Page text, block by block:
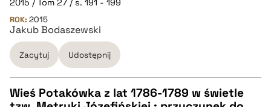
pobierz cytat
BIBTEX
pobierz cytat
2015 / Tom 27 / s. 191 - 199
ROK: 2015
Jakub Bodaszewski
Zacytuj Udostępnij
Wieś Potakówka z lat 1786-1789 w świetle